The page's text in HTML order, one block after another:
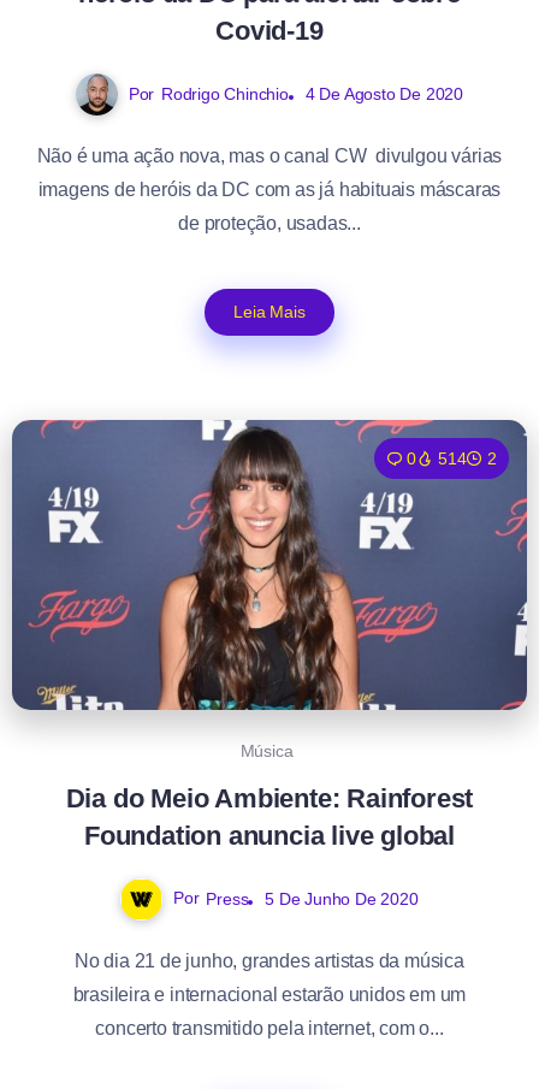
Covid-19
Por Rodrigo Chinchio 4 De Agosto De 2020
Não é uma ação nova, mas o canal CW divulgou várias
imagens de heróis da DC com as já habituais máscaras
de proteção, usadas...
Leia Mais
0 514 2
Música
Dia do Meio Ambiente: Rainforest
Foundation anuncia live global
Por Press 5 De Junho De 2020
No dia 21 de junho, grandes artistas da música
brasileira e internacional estarão unidos em um
concerto transmitido pela internet, com o...